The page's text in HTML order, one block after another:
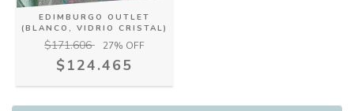
EDIMBURGO OUTLET
(BLANCO, VIDRIO CRISTAL)
$171.606 27% OFF
$124.465